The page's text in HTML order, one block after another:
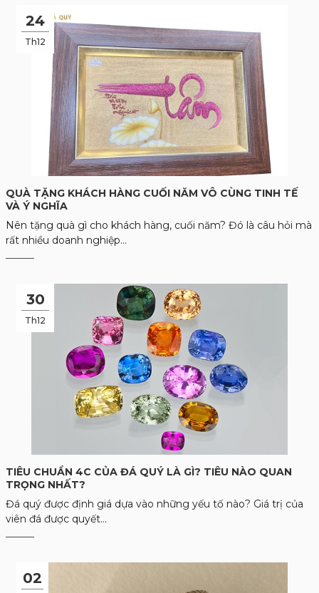
24
Th12
QUÀ TẶNG KHÁCH HÀNG CUỐI NĂM VÔ CÙNG TINH TẾ
VÀ Ý NGHĨA
Nên tặng quà gì cho khách hàng, cuối năm? Đó là câu hỏi mà
rất nhiều doanh nghiệp...
30
Th12
TIÊU CHUẨN 4C CỦA ĐÁ QUÝ LÀ GÌ? TIÊU NÀO QUAN
TRỌNG NHẤT?
Đá quý được định giá dựa vào những yếu tố nào? Giá trị của
viên đá được quyết...
02